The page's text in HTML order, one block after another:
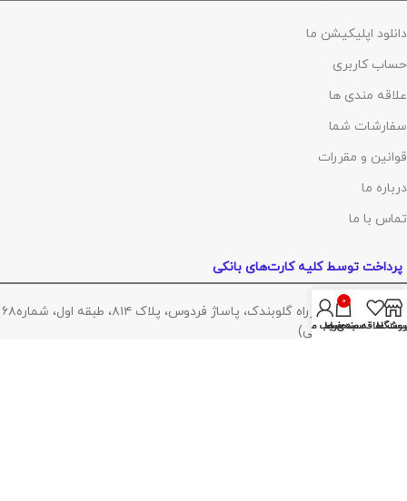
دانلود اپلیکیشن ما
حساب کاربری
علاقه مندی ها
سفارشات شما
قوانین و مقررات
درباره ما
تماس با ما
پرداخت توسط کلیه کارت‌های بانکی
آدرس :
تهران ،چهارراه گلوبندک، پاساژ فردوس، پلاک ۸۱۴، طبقه اول، شماره۶۸
(مراجعه با هماهنگی)
علاقه مندی ها
0
سبد خرید
حساب من